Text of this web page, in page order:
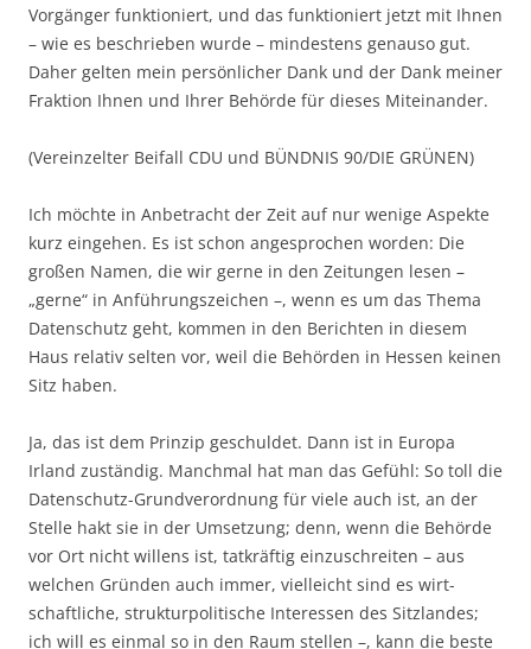
Vorgänger funktioniert, und das funktioniert jetzt mit Ihnen
– wie es beschrieben wurde – mindestens genauso gut.
Daher gelten mein persönlicher Dank und der Dank meiner
Fraktion Ihnen und Ihrer Behörde für dieses Miteinander.
(Vereinzelter Beifall CDU und BÜNDNIS 90/DIE GRÜNEN)
Ich möchte in Anbetracht der Zeit auf nur wenige Aspekte
kurz eingehen. Es ist schon angesprochen worden: Die
großen Namen, die wir gerne in den Zeitungen lesen –
„gerne“ in Anführungszeichen –, wenn es um das Thema
Datenschutz geht, kommen in den Berichten in diesem
Haus relativ selten vor, weil die Behörden in Hessen keinen
Sitz haben.
Ja, das ist dem Prinzip geschuldet. Dann ist in Europa
Irland zuständig. Manchmal hat man das Gefühl: So toll die
Datenschutz-Grundverordnung für viele auch ist, an der
Stelle hakt sie in der Umsetzung; denn, wenn die Behörde
vor Ort nicht willens ist, tatkräftig einzuschreiten – aus
welchen Gründen auch immer, vielleicht sind es wirt-
schaftliche, strukturpolitische Interessen des Sitzlandes;
ich will es einmal so in den Raum stellen –, kann die beste